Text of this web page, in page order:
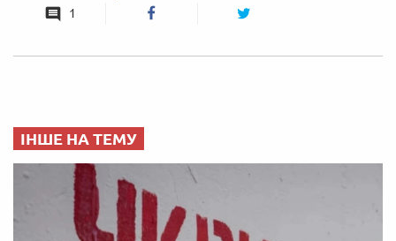
1
ІНШЕ НА ТЕМУ